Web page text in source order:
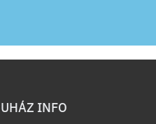
INFO